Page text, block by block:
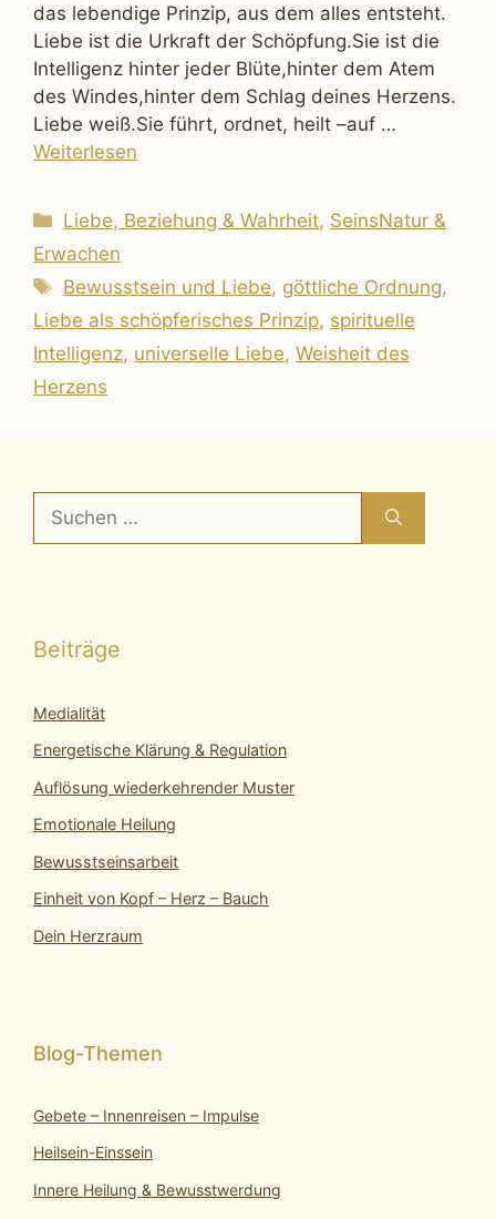
das lebendige Prinzip, aus dem alles entsteht.
Liebe ist die Urkraft der Schöpfung.Sie ist die
Intelligenz hinter jeder Blüte,hinter dem Atem
des Windes,hinter dem Schlag deines Herzens.
Liebe weiß.Sie führt, ordnet, heilt –auf …
Weiterlesen
Kategorien
Liebe, Beziehung & Wahrheit, SeinsNatur &
Erwachen
Schlagwörter
Bewusstsein und Liebe, göttliche Ordnung,
Liebe als schöpferisches Prinzip, spirituelle
Intelligenz, universelle Liebe, Weisheit des
Herzens
nach:
Beiträge
Medialität
Energetische Klärung & Regulation
Auflösung wiederkehrender Muster
Emotionale Heilung
Bewusstseinsarbeit
Einheit von Kopf – Herz – Bauch
Dein Herzraum
Gebete – Innenreisen – Impulse
Heilsein-Einssein
Innere Heilung & Bewusstwerdung